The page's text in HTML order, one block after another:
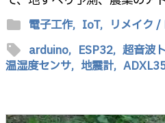
folder 電子工作, IoT, リメイク /
sell arduino, ESP32, 超音波
温湿度センサ, 地震計,